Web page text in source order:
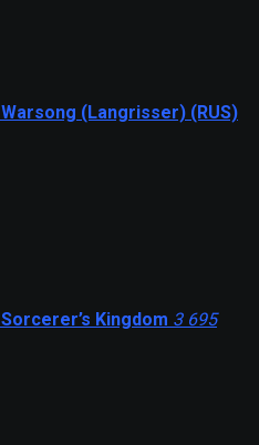
Warsong (Langrisser) (RUS)
Sorcerer’s Kingdom 3 695